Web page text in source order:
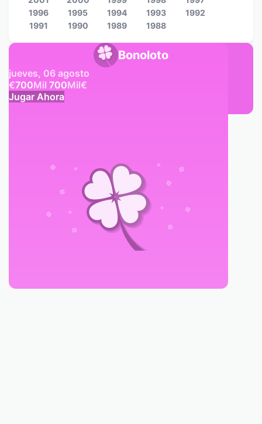
Bonoloto
jueves, 06 agosto
€700Mil 700Mil€
Jugar Ahora
1996
1995 1994 1993
1992
1991
1990 1989 1988